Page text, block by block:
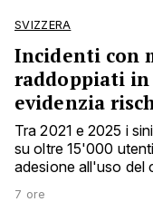
SVIZZERA
Incidenti con
raddoppiati in
evidenzia
Tra 2021 e 2025 i
su oltre 15'000
adesione all'uso del
7 ore